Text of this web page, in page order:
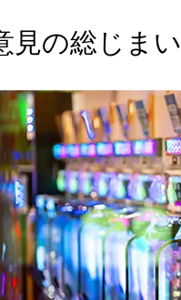
見の総じまい